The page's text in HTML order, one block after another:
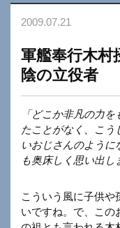
2009.07.21
軍艦奉行木
陰の立役者
「どこか非凡の力
たことがなく、こ
いおじさんのように
も奥床しく思い出し
こういう風に子供や
いですね。で、この